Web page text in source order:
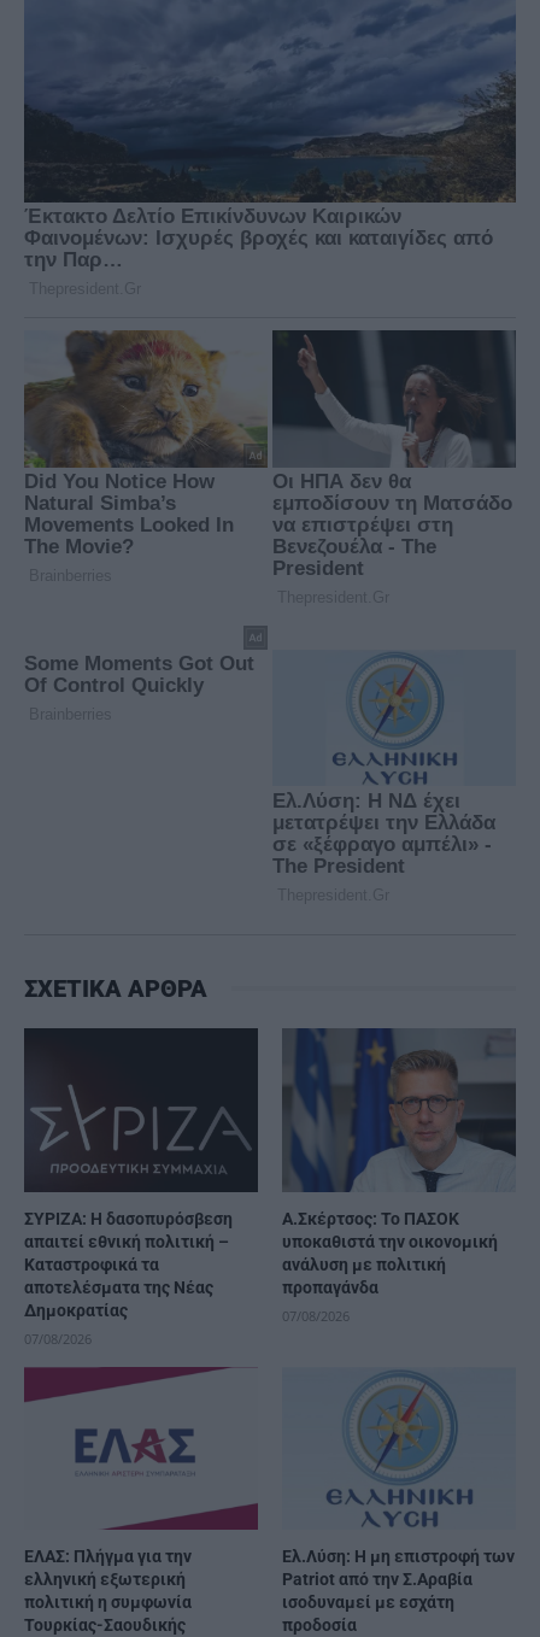
ΣΧΕΤΙΚΑ ΑΡΘΡΑ
ΣΥΡΙΖΑ: Η δασοπυρόσβεση
απαιτεί εθνική πολιτική –
Καταστροφικά τα
αποτελέσματα της Νέας
Δημοκρατίας
07/08/2026
Α.Σκέρτσος: Το ΠΑΣΟΚ
υποκαθιστά την οικονομική
ανάλυση με πολιτική
προπαγάνδα
07/08/2026
ΕΛΑΣ: Πλήγμα για την
ελληνική εξωτερική
πολιτική η συμφωνία
Τουρκίας-Σαουδικής
Ελ.Λύση: Η μη επιστροφή των
Patriot από την Σ.Αραβία
ισοδυναμεί με εσχάτη
προδοσία